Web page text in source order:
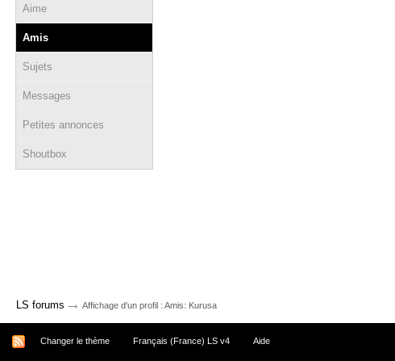
Aime
Amis
Sujets
Messages
Petites annonces
Shoutbox
LS forums → Affichage d'un profil : Amis: Kurusa
Changer le thème Français (France) LS v4 Aide